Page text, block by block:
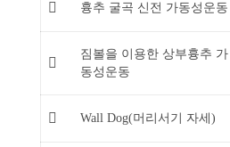
흉추 굴곡 신전 가동성운동
짐볼을 이용한 상부흉추 가
동성운동
Wall Dog(머리서기 자세)